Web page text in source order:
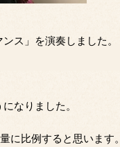
ス」を演奏しました。
なりました。
に比例すると思います。